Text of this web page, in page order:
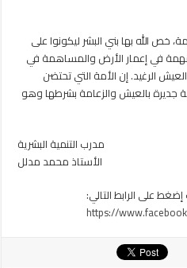
خص الله بها بني البشر ليكونوا على
في إعمار الأرض والمساهمة في
الرغيد. إن الأمة التي تحتضن
جديرة بالعيش والزعامة بشرطها وهو
مدرب التنمية البشرية
الأستاذ محمد مدلل
على الرابط التالي:
https://